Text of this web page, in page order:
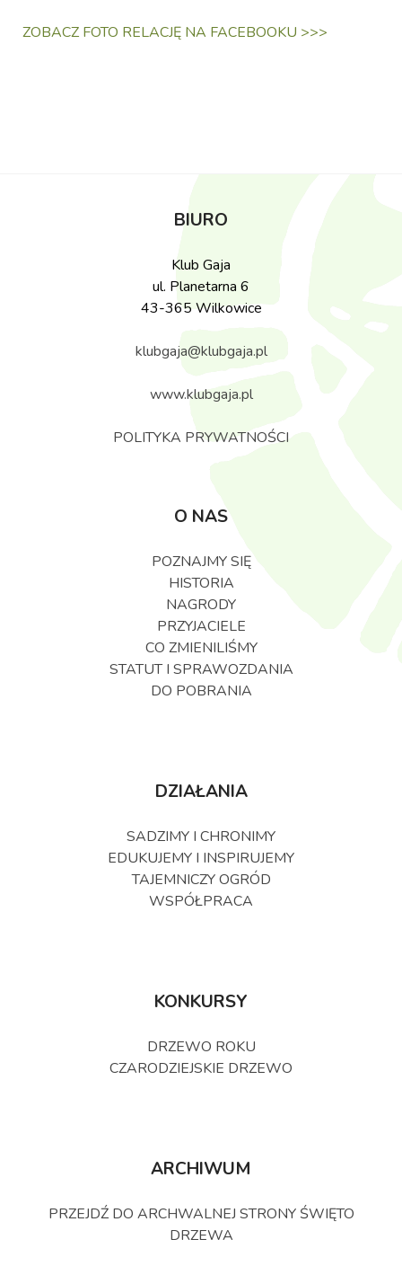
ZOBACZ FOTO RELACJĘ NA FACEBOOKU >>>
BIURO
Klub Gaja
ul. Planetarna 6
43-365 Wilkowice
klubgaja@klubgaja.pl
www.klubgaja.pl
POLITYKA PRYWATNOŚCI
O NAS
POZNAJMY SIĘ
HISTORIA
NAGRODY
PRZYJACIELE
CO ZMIENILIŚMY
STATUT I SPRAWOZDANIA
DO POBRANIA
DZIAŁANIA
SADZIMY I CHRONIMY
EDUKUJEMY I INSPIRUJEMY
TAJEMNICZY OGRÓD
WSPÓŁPRACA
KONKURSY
DRZEWO ROKU
CZARODZIEJSKIE DRZEWO
ARCHIWUM
PRZEJDŹ DO ARCHWALNEJ STRONY ŚWIĘTO
DRZEWA